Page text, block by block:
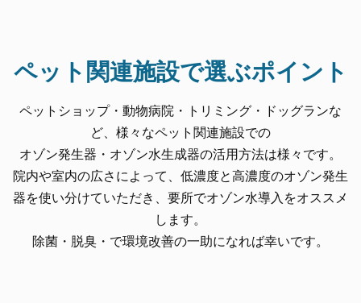
ペット関連施設で選ぶポイント
ペットショップ・動物病院・トリミング・ドッグランな
ど、様々なペット関連施設での
オゾン発生器・オゾン水生成器の活用方法は様々です。
院内や室内の広さによって、低濃度と高濃度のオゾン発生
器を使い分けていただき、要所でオゾン水導入をオススメ
します。
除菌・脱臭・で環境改善の一助になれば幸いです。